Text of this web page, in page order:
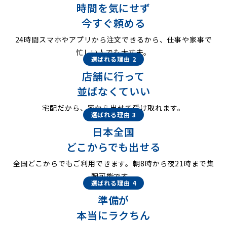
時間を気にせず
今すぐ頼める
24時間スマホやアプリから注文できるから、仕事や家事で
忙しい人でも大丈夫。
選ばれる理由 2
店舗に行って
並ばなくていい
宅配だから、家から出せて受け取れます。
選ばれる理由 3
日本全国
どこからでも出せる
全国どこからでもご利用できます。朝8時から夜21時まで集
配可能です。
選ばれる理由 4
準備が
本当にラクちん